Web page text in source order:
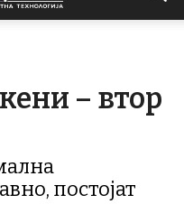
– втор
постојат